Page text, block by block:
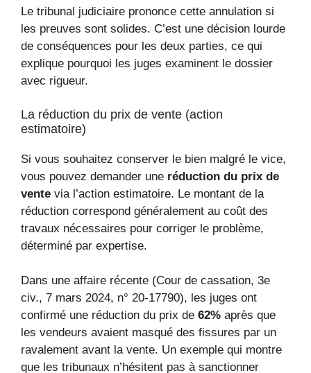
Le tribunal judiciaire prononce cette annulation si
les preuves sont solides. C’est une décision lourde
de conséquences pour les deux parties, ce qui
explique pourquoi les juges examinent le dossier
avec rigueur.
La réduction du prix de vente (action
estimatoire)
Si vous souhaitez conserver le bien malgré le vice,
vous pouvez demander une réduction du prix de
vente via l’action estimatoire. Le montant de la
réduction correspond généralement au coût des
travaux nécessaires pour corriger le problème,
déterminé par expertise.
Dans une affaire récente (Cour de cassation, 3e
civ., 7 mars 2024, n° 20-17790), les juges ont
confirmé une réduction du prix de 62% après que
les vendeurs avaient masqué des fissures par un
ravalement avant la vente. Un exemple qui montre
que les tribunaux n’hésitent pas à sanctionner